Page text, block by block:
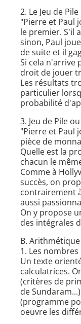
2. Le Jeu de
"Pierre et Paul
le premier. S'il
sinon, Paul
de suite et il
Si cela n'arrive
droit de jouer
Les résultats
particulier
probabilité
3. Jeu de Pile
"Pierre et Paul
pièce de
Quelle est la
chacun le
Comme à
succès, on
contrairement
aussi
On y propose
des intégrales
B. Arithmétique
1. Les
Un texte
calculatrices.
(critères de
de
(programme
oeuvre les